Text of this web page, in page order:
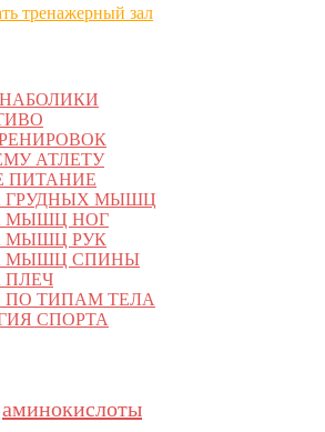
тренажерный зал
АТЛЕТУ
ПИТАНИЕ
ГРУДНЫХ МЫШЦ
МЫШЦ НОГ
МЫШЦ РУК
МЫШЦ СПИНЫ
ПЛЕЧ
ПО ТИПАМ ТЕЛА
СПОРТА
аминокислоты